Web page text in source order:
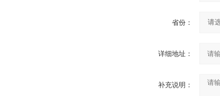
省份：
详细地址：
补充说明：